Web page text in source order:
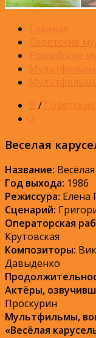
Главная
Советские
Российские
В /
0
Веселая
Название:
Год выхода: 1986
Режиссура: Елена
Сценарий:
Операторская
Крутовская
Композиторы:
Давыденко
Актёры,
Проскурин
Мультфильмы,
«Весёлая